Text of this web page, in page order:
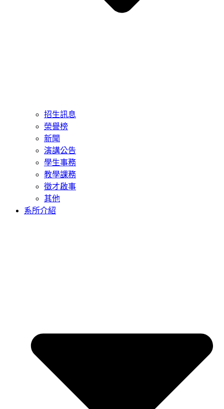
招生訊息
榮譽榜
新聞
演講公告
學生事務
教學課務
徵才啟事
其他
系所介紹